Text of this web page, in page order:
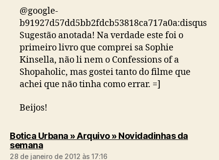
@google-
b91927d57dd5bb2fdcb53818ca717a0a:disqus
Sugestão anotada! Na verdade este foi o
primeiro livro que comprei sa Sophie
Kinsella, não li nem o Confessions of a
Shopaholic, mas gostei tanto do filme que
achei que não tinha como errar. =]
Beijos!
Botica Urbana » Arquivo » Novidadinhas da
semanadiz:
28 de janeiro de 2012 às 17:16